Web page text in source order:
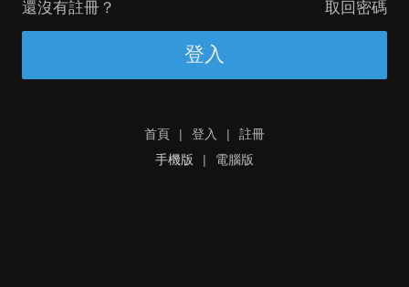
還沒有註冊？ 取回密碼
登入
首頁 | 登入 |
註冊
手機版
| 電腦版